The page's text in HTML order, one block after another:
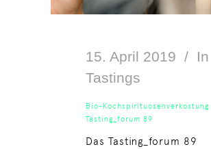
15. April 2019
In
Tastings
Bio-Kochspirituosenverkostung:
Tasting_forum 89
Das Tasting_forum 89